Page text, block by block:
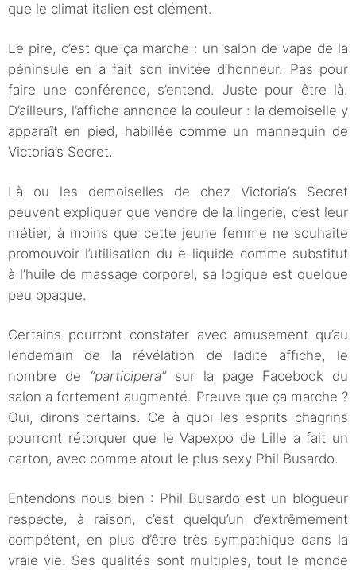
que le climat italien est clément.
Le pire, c’est que ça marche : un salon de vape de la
péninsule en a fait son invitée d’honneur. Pas pour
faire une conférence, s’entend. Juste pour être là.
D’ailleurs, l’affiche annonce la couleur : la demoiselle y
apparaît en pied, habillée comme un mannequin de
Victoria’s Secret.
Là ou les demoiselles de chez Victoria’s Secret
peuvent expliquer que vendre de la lingerie, c’est leur
métier, à moins que cette jeune femme ne souhaite
promouvoir l’utilisation du e-liquide comme substitut
à l’huile de massage corporel, sa logique est quelque
peu opaque.
Certains pourront constater avec amusement qu’au
lendemain de la révélation de ladite affiche, le
nombre de “participera”sur la page Facebook du
salon a fortement augmenté. Preuve que ça marche ?
Oui, dirons certains. Ce à quoi les esprits chagrins
pourront rétorquer que le Vapexpo de Lille a fait un
carton, avec comme atout le plus sexy Phil Busardo.
Entendons nous bien : Phil Busardo est un blogueur
respecté, à raison, c’est quelqu’un d’extrêmement
compétent, en plus d’être très sympathique dans la
vraie vie. Ses qualités sont multiples, tout le monde